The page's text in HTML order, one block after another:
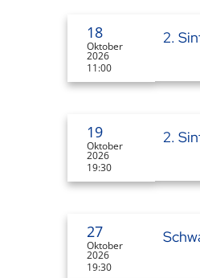
18
Oktober
2026
11:00
2.
19
Oktober
2026
19:30
2.
27
Oktober
2026
19:30